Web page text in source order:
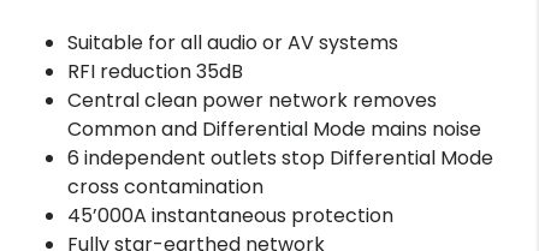
Suitable for all audio or AV systems
RFI reduction 35dB
Central clean power network removes
Common and Differential Mode mains noise
6 independent outlets stop Differential Mode
cross contamination
45’000A instantaneous protection
Fully star-earthed network